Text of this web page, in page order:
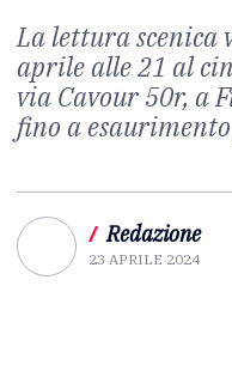
La lettura scenica
aprile alle 21 al
via Cavour 50r, a
fino a
/ Redazione
23 APRILE 2024